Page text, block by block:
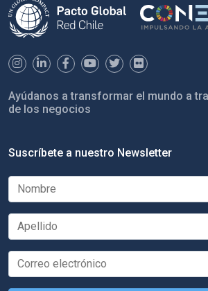
Ayúdanos a transformar el mundo a
de los negocios
Suscríbete a nuestro Newsletter